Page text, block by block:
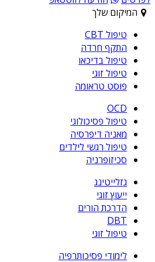
המיקום שלך
טיפול CBT
התקף חרדה
טיפול בדיכאו
טיפול זוגי
פוסט טראומה
OCD
טיפול פסיכולוגי
מאניה דיפרסיה
טיפול רגשי לילדים
סכיזופרניה
גזלייטינג
ייעוץ זוגי
הדרכת הורים
DBT
טיפול זוגי
לימודי פסיכותרפיה